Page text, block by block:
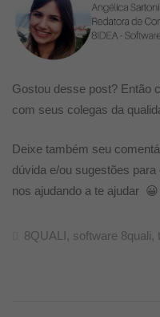
Gostou desse post? Então
com seus colegas da
Deixe também seu
dúvida e/ou sugestões
nos ajudando a te ajudar 😀
8QUALI, software 8quali,